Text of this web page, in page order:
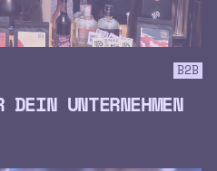
B2B
UNTERNEHMEN